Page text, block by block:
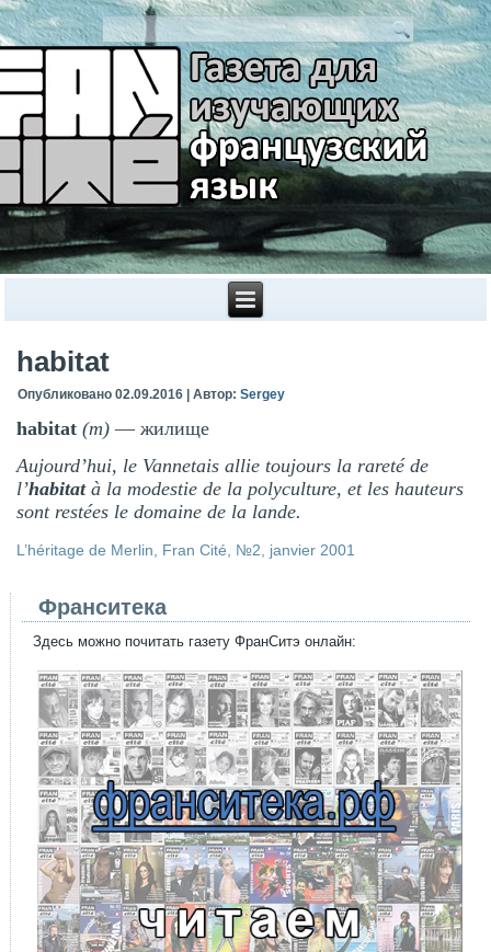
habitat
Опубликовано 02.09.2016 |Автор: Sergey
habitat (m) — жилище
Aujourd’hui, le Vannetais allie toujours la rareté de
l’habitatà la modestie de la polyculture, et les hauteurs
sont restées le domaine de la lande.
L’héritage de Merlin, Fran Cité, №2, janvier 2001
Франситека
Здесь можно почитать газету ФранСитэ онлайн: